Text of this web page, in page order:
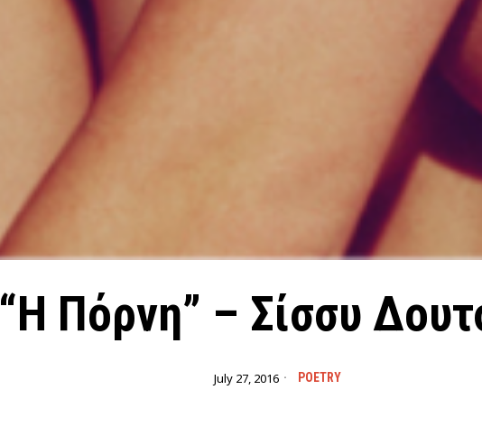
“H Πόρνη” – Σίσσυ
July 27, 2016 POETRY